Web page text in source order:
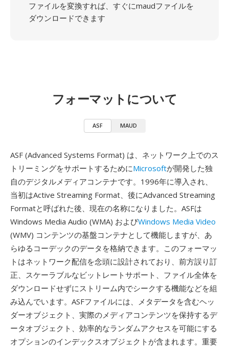
ファイルを変換すれば、すぐにmaudファイルを
ダウンロードできます
フォーマットについて
ASF MAUD
ASF (Advanced Systems Format) は、ネットワーク上でのス
トリーミングをサポートするためにMicrosoftが開発した独
自のデジタルメディアコンテナです。1996年に導入され、
当初はActive Streaming Format、後にAdvanced Streaming
Formatと呼ばれた後、現在の名称になりました。ASFは
Windows Media Audio (WMA) およびWindows Media Video
(WMV) コンテンツの基盤コンテナとして機能しますが、あ
らゆるコーデックのデータを格納できます。このフォーマッ
トはネットワーク配信を念頭に設計されており、前方誤り訂
正、スケーラブルなビットレートサポート、ファイル全体を
ダウンロードせずにストリーム内でシークする機能などを組
み込んでいます。ASFファイルには、メタデータを含むヘッ
ダーオブジェクト、実際のメディアコンテンツを保持するデ
ータオブジェクト、効率的なランダムアクセスを可能にする
オプションのインデックスオブジェクトが含まれます。重要